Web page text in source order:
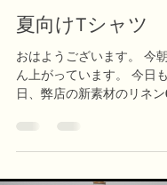
1 日前
読了時間: 1分
夏向けTシャツ
おはようございます。 今
日、弊店の新素材のリネ